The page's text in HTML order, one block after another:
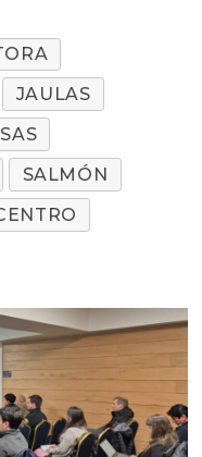
JAULAS
SALMÓN